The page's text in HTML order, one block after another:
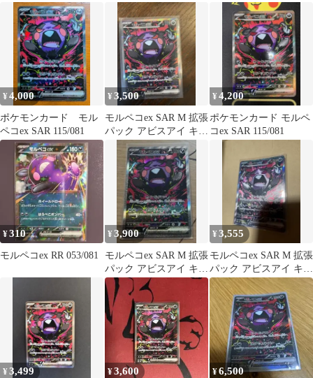
115/081
¥4,000
ポケモンカード モル
ペコex SAR 115/081
¥3,500
モルペコex SAR M 拡張
パック アビスアイ キラ
115/081
¥4,200
ポケモンカード モルペ
コex SAR 115/081
¥310
モルペコex RR 053/081
¥3,900
モルペコex SAR M 拡張
パック アビスアイ キラ
115/081
¥3,555
モルペコex SAR M 拡張
パック アビスアイ キラ
115/081
¥3,499 ¥3,600 ¥6,500